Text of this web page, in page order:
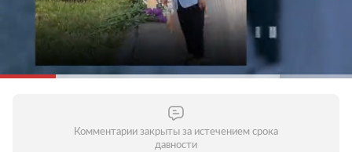
Комментарии закрыты за истечением срока
давности